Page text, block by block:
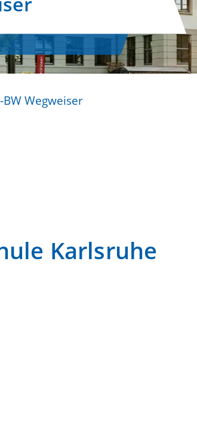
BW Wegweiser
Karlsruhe